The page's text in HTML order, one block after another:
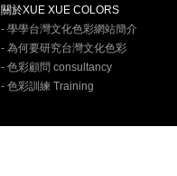
關於XUE XUE COLORS
- 學學台灣文化色彩網站簡介
- 為何要研究台灣文化色彩
- 色彩顧問 consultancy
- 色彩訓練 Training